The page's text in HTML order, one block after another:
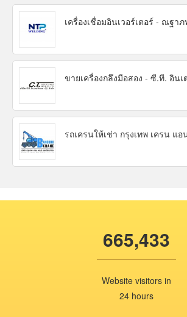
เครื่องเชื่อมอินเวอร์เตอร์ - ณฐาภ
ขายเครื่องกลึงมือสอง - ซี.ที. อินเ
รถเครนให้เช่า กรุงเทพ เครน แอ
665,433
Website visitors in
24 hours